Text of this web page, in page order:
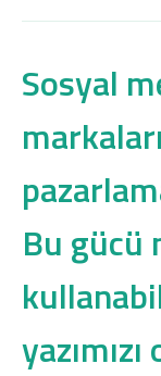
Sosyal
Bu gücü